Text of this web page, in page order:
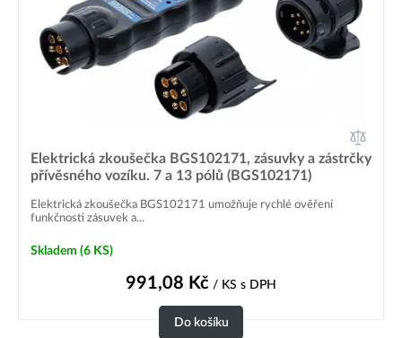
Elektrická zkoušečka BGS102171, zásuvky a zástrčky
přívěsného vozíku. 7 a 13 pólů (BGS102171)
Elektrická zkoušečka BGS102171 umožňuje rychlé ověření
funkčnosti zásuvek a...
Skladem (6 KS)
991,08 Kč / KS s DPH
Do košíku